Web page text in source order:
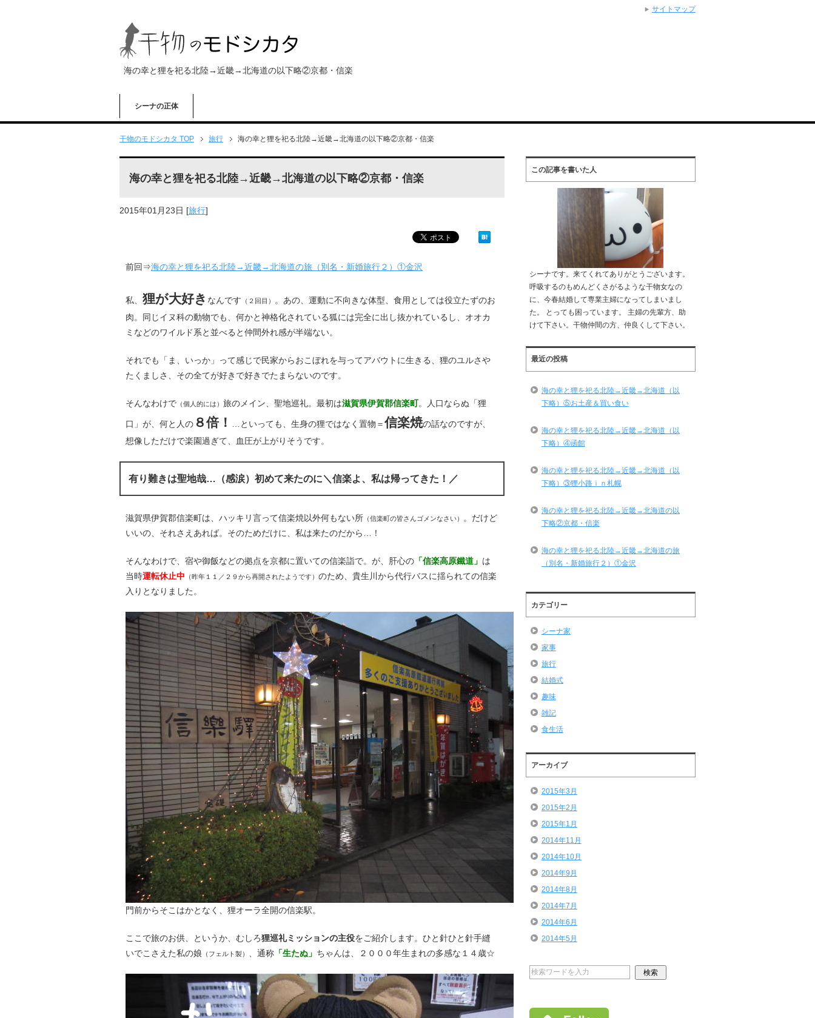
海の幸と狸を祀る北陸→近畿→北海道の以下略②京都・信楽
シーナの正体
干物のモドシカタ TOP 旅行 海の幸と狸を祀る北陸→近畿→北海道の以下略②京都・信楽
海の幸と狸を祀る北陸→近畿→北海道の以下略②京都・信楽
2015年01月23日 [旅行]
前回⇒海の幸と狸を祀る北陸→近畿→北海道の旅（別名・新婚旅行２）①金沢
私、 狸が大好き なんです （２回目）
。あの、運動に不向きな体型、食用としては役立たずのお
肉。同じイヌ科の動物でも、何かと神格化されている狐には完全に出し抜かれているし、オオカ
ミなどのワイルド系と並べると仲間外れ感が半端ない。
それでも「ま、いっか」って感じで民家からおこぼれを与ってアバウトに生きる、狸のユルさや
たくましさ、その全てが好きで好きでたまらないのです。
そんなわけで （個人的には） 旅のメイン、聖地巡礼。最初は滋賀県伊賀郡信楽町。人口ならぬ「狸
口」が、何と人の ８倍！ …といっても、生身の狸ではなく置物＝信楽焼の話なのですが、
想像しただけで楽園過ぎて、血圧が上がりそうです。
有り難きは聖地哉…（感涙）初めて来たのに＼信楽よ、私は帰ってきた！／
滋賀県伊賀郡信楽町は、ハッキリ言って信楽焼以外何もない所 （信楽町の皆さんゴメンなさい） 。だけど
いいの、それさえあれば。そのためだけに、私は来たのだから…！
そんなわけで、宿や御飯などの拠点を京都に置いての信楽詣で。が、肝心の 「信楽高原鐵道」 は
当時運転休止中 （昨年１１／２９から再開されたようです） のため、貴生川から代行バスに揺られての信楽
入りとなりました。
門前からそこはかとなく、狸オーラ全開の信楽駅。
ここで旅のお供、というか、むしろ狸巡礼ミッションの主役をご紹介します。ひと針ひと針手縫
いでこさえた私の娘 （フェルト製） 、通称 「生たぬ」 ちゃんは、２０００年生まれの多感な１４歳☆
この記事を書いた人
シーナです。来てくれてありがとうございます。
呼吸するのもめんどくさがるような干物女なの
に、今春結婚して専業主婦になってしまいまし
た。 とっても困っています。 主婦の先輩方、助
けて下さい。干物仲間の方、仲良くして下さい。
最近の投稿
海の幸と狸を祀る北陸→近畿→北海道（以
下略）⑤お土産＆買い食い
海の幸と狸を祀る北陸→近畿→北海道（以
下略）④函館
海の幸と狸を祀る北陸→近畿→北海道（以
下略）③狸小路ｉｎ札幌
海の幸と狸を祀る北陸→近畿→北海道の以
下略②京都・信楽
海の幸と狸を祀る北陸→近畿→北海道の旅
（別名・新婚旅行２）①金沢
カテゴリー
シーナ家
家事
旅行
結婚式
趣味
雑記
食生活
アーカイブ
2015年3月
2015年2月
2015年1月
2014年11月
2014年10月
2014年9月
2014年8月
2014年7月
2014年6月
2014年5月
サイトマップ